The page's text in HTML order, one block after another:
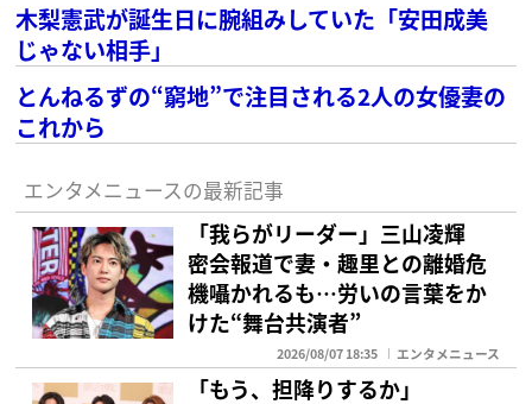
木梨憲武が誕生日に腕組みしていた「安田成美
じゃない相手」
とんねるずの“窮地”で注目される2人の女優妻の
これから
エンタメニュースの最新記事
「我らがリーダー」三山凌輝
密会報道で妻・趣里との離婚危
機囁かれるも…労いの言葉をか
けた“舞台共演者”
2026/08/07 18:35 エンタメニュース
「もう、担降りするか」